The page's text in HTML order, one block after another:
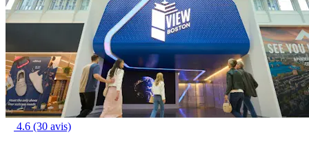
4.6 (30 avis)